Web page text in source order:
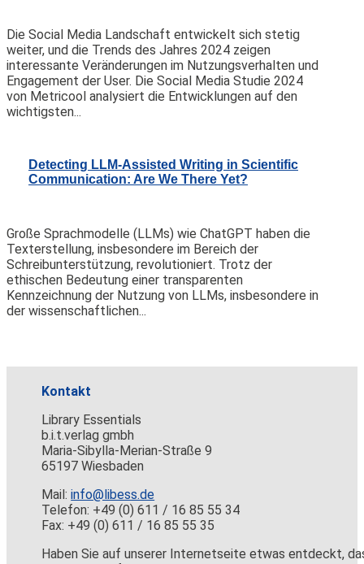
Die Social Media Landschaft entwickelt sich stetig
weiter, und die Trends des Jahres 2024 zeigen
interessante Veränderungen im Nutzungsverhalten und
Engagement der User. Die Social Media Studie 2024
von Metricool analysiert die Entwicklungen auf den
wichtigsten...
Detecting LLM-Assisted Writing in Scientific
Communication: Are We There Yet?
Große Sprachmodelle (LLMs) wie ChatGPT haben die
Texterstellung, insbesondere im Bereich der
Schreibunterstützung, revolutioniert. Trotz der
ethischen Bedeutung einer transparenten
Kennzeichnung der Nutzung von LLMs, insbesondere in
der wissenschaftlichen...
Kontakt
Library Essentials
b.i.t.verlag gmbh
Maria-Sibylla-Merian-Straße 9
65197 Wiesbaden
Mail:info@libess.de
Telefon: +49 (0) 611 / 16 85 55 34
Fax: +49 (0) 611 / 16 85 55 35
Haben Sie auf unserer Internetseite etwas entdeckt,